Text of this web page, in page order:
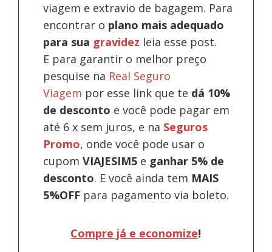
viagem e extravio de bagagem. Para
encontrar o plano mais adequado
para sua gravidez leia esse post.
E para garantir o melhor preço
pesquise na Real Seguro
Viagem por esse link que te dá 10%
de desconto e você pode pagar em
até 6 x sem juros, e na Seguros
Promo, onde você pode usar o
cupomVIAJESIM5 e ganhar 5% de
desconto. E você ainda tem MAIS
5%OFF para pagamento via boleto.
Compre já e economize!